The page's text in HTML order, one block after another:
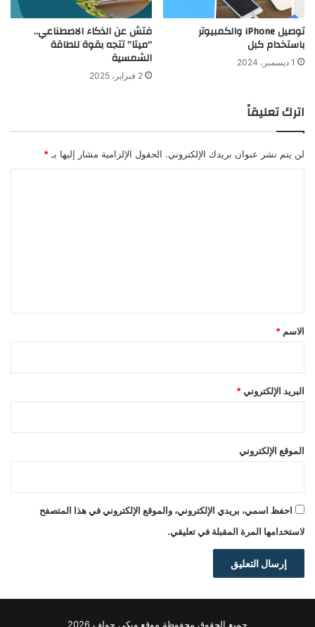
توصيل iPhone والكمبيوتر
باستخدام كبل
1 ديسمبر، 2024
فتش عن الذكاء الاصطناعي..
“ميتا” تتجه بقوة للطاقة
الشمسية
2 فبراير، 2025
اترك تعليقاً
لن يتم نشر عنوان بريدك الإلكتروني. الحقول الإلزامية مشار إليها بـ *
*
الاسم *
البريد الإلكتروني *
الموقع الإلكتروني
احفظ اسمي، بريدي الإلكتروني، والموقع الإلكتروني في هذا المتصفح
لاستخدامها المرة المقبلة في تعليقي.
جميع الحقوق محفوظة موقع ويكي جولف 2026